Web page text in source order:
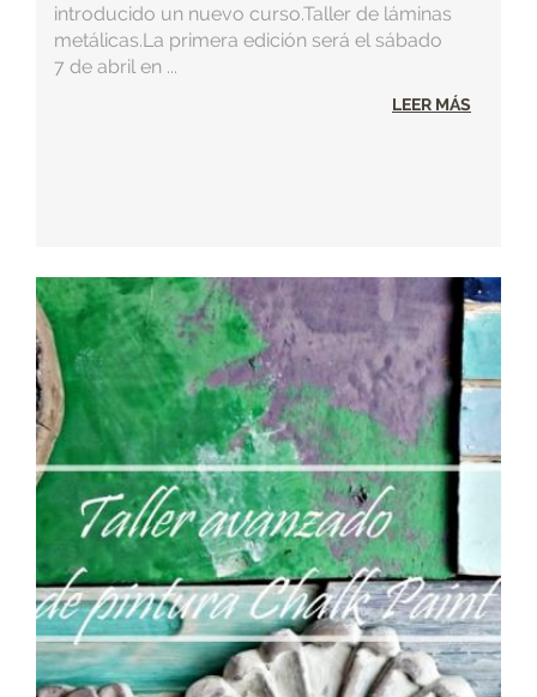
introducido un nuevo curso.Taller de láminas
metálicas.La primera edición será el sábado
7 de abril en ...
LEER MÁS